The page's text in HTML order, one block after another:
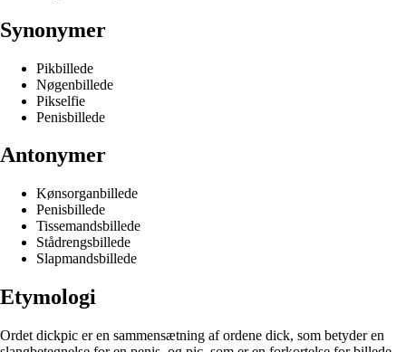
Synonymer
Pikbillede
Nøgenbillede
Pikselfie
Penisbillede
Antonymer
Kønsorganbillede
Penisbillede
Tissemandsbillede
Stådrengsbillede
Slapmandsbillede
Etymologi
Ordet dickpic er en sammensætning af ordene dick, som betyder en